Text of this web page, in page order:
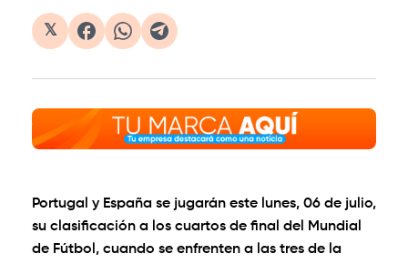
𝕏
Portugal y España se jugarán este lunes, 06 de julio,
su clasificación a los cuartos de final del Mundial
de Fútbol, cuando se enfrenten a las tres de la